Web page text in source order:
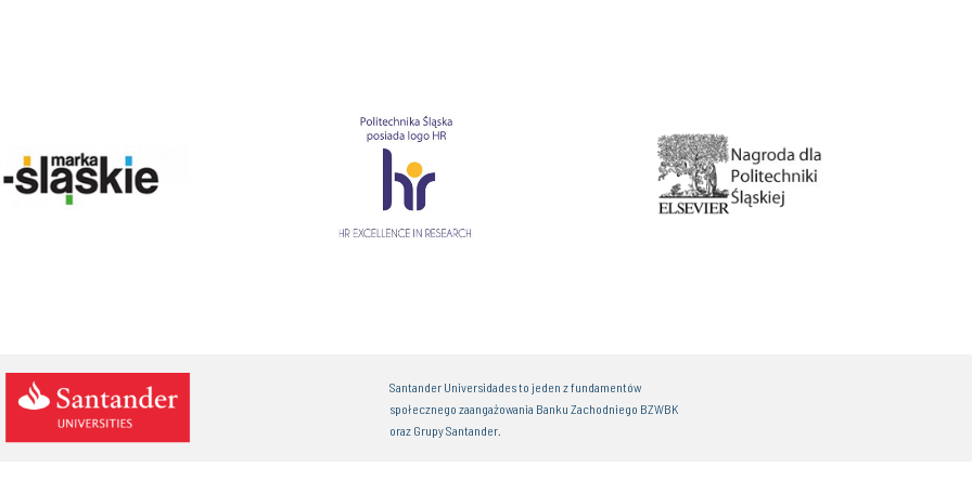
Santander Universidades to jeden z fundamentów
społecznego zaangażowania Banku Zachodniego BZWBK
oraz Grupy Santander.